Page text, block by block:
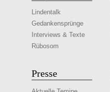
Lindentalk
Gedankensprünge
Interviews & Texte
Rübosom
Presse